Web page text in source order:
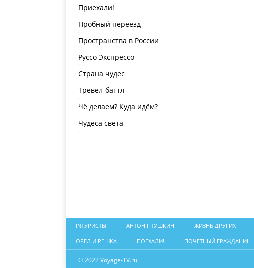
Приехали!
Пробный переезд
Пространства в России
Руссо Экспрессо
Страна чудес
Тревел-баттл
Чё делаем? Куда идём?
Чудеса света
INТУРИСТЫ АНТОН ПТУШКИН ЖИЗНЬ ДРУГИХ
ОРЁЛ И РЕШКА ПОЕХАЛИ! ПОЧЕТНЫЙ ГРАЖДАНИН
© 2022 Voyage-TV.ru